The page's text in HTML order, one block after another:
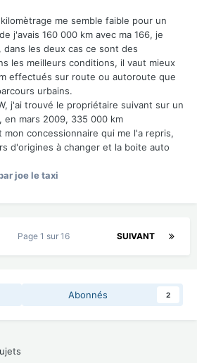
me semble faible pour un
j'avais 160 000 km avec ma 166, je
dans les deux cas ce sont des
les meilleurs conditions, il vaut mieux
effectués sur route ou autoroute que
urbains.
j'ai trouvé le propriétaire suivant sur un
mars 2009, 335 000 km
mon concessionnaire qui me l'a repris,
d'origines à changer et la boite auto
joe le taxi
SUIVANT
Page 1 sur 16
Abonnés 2